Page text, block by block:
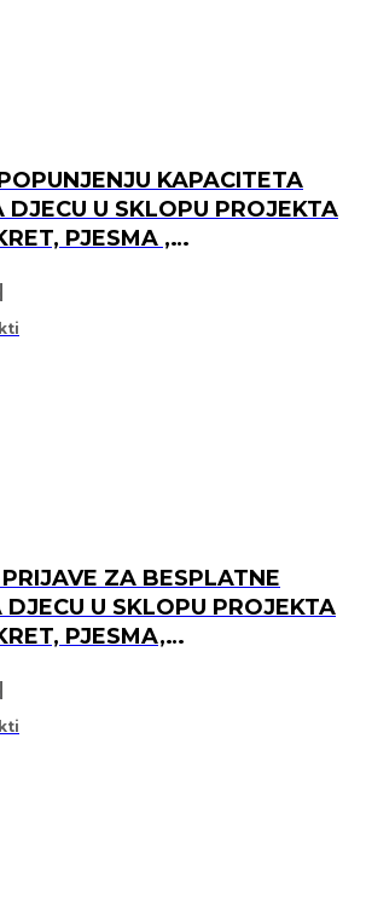
KAPACITETA
U SKLOPU PROJEKTA
PJESMA ,
ZA BESPLATNE
U SKLOPU PROJEKTA
PJESMA,